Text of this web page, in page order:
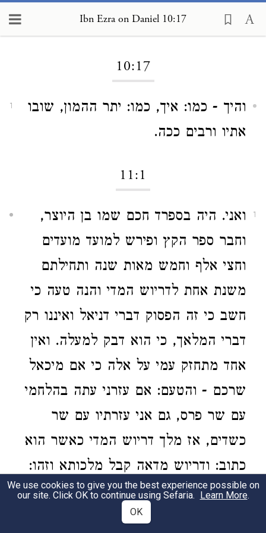
Ibn Ezra on Daniel 10:17
10:17
1
והיך - כמו: איך, כמו: יתר ההמון, שובו
אתיו ורבים ככה.
11:1
1
ואני. היה בספרד חכם שמו בן היוצר,
וחבר ספר הקץ ופירש למועד מועדים
וחצי אלף וחמש מאות שנה ותחילתם
משנת אחת לדריוש המדי והנה טעה כי
חשב כי זה הפסוק דברי דניאל ואיננו רק
דברי המלאך, כי הוא דבק למעלה. ואין
אחד מתחזק עמי על אלה כי אם מיכאל
שרכם - והטעם: אם עזרני עתה בהלחמי
עם שר פרס, גם אני עזרתיו עם שר
כשדים, אז מלך דריוש המדי כאשר הוא
כתוב: ודריוש מדאה קבל מלכותא וזהו:
ואני בשנת אחת לדריוש המדי עמדתי
למחזיק ולמעוז למיכאל והעד שהם דברי
We use cookies to give you the best experience possible on
our site. Click OK to continue using Sefaria. Learn More.
OK